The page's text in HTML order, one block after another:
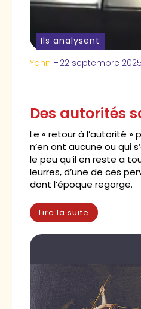
Ils analysent
Yann - 22 septembre 2025
Des autorités
Le « retour à l’autorité »
n’en ont aucune ou qui
le peu qu’il en reste a
leurres, d’une de ces
dont l’époque regorge.
Lire la suite